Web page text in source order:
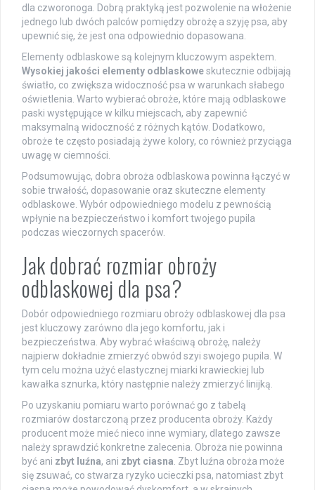
dla czworonoga. Dobrą praktyką jest pozwolenie na włożenie
jednego lub dwóch palców pomiędzy obrożę a szyję psa, aby
upewnić się, że jest ona odpowiednio dopasowana.
Elementy odblaskowe są kolejnym kluczowym aspektem.
Wysokiej jakości elementy odblaskoweskutecznie odbijają
światło, co zwiększa widoczność psa w warunkach słabego
oświetlenia. Warto wybierać obroże, które mają odblaskowe
paski występujące w kilku miejscach, aby zapewnić
maksymalną widoczność z różnych kątów. Dodatkowo,
obroże te często posiadają żywe kolory, co również przyciąga
uwagę w ciemności.
Podsumowując, dobra obroża odblaskowa powinna łączyć w
sobie trwałość, dopasowanie oraz skuteczne elementy
odblaskowe. Wybór odpowiedniego modelu z pewnością
wpłynie na bezpieczeństwo i komfort twojego pupila
podczas wieczornych spacerów.
Jak dobrać rozmiar obroży
odblaskowej dla psa?
Dobór odpowiedniego rozmiaru obroży odblaskowej dla psa
jest kluczowy zarówno dla jego komfortu, jak i
bezpieczeństwa. Aby wybrać właściwą obrożę, należy
najpierw dokładnie zmierzyć obwód szyi swojego pupila. W
tym celu można użyć elastycznej miarki krawieckiej lub
kawałka sznurka, który następnie należy zmierzyć linijką.
Po uzyskaniu pomiaru warto porównać go z tabelą
rozmiarów dostarczoną przez producenta obroży. Każdy
producent może mieć nieco inne wymiary, dlatego zawsze
należy sprawdzić konkretne zalecenia. Obroża nie powinna
być ani zbyt luźna, ani zbyt ciasna . Zbyt luźna obroża może
się zsuwać, co stwarza ryzyko ucieczki psa, natomiast zbyt